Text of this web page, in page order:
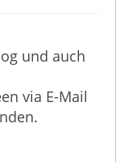
und auch
via E-Mail